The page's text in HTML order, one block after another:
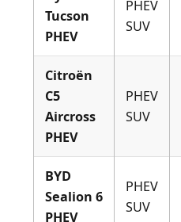
Tucson
PHEV
PHEV
SUV
Citroën
C5
Aircross
PHEV
PHEV
SUV
BYD
Sealion 6
PHEV
PHEV
SUV